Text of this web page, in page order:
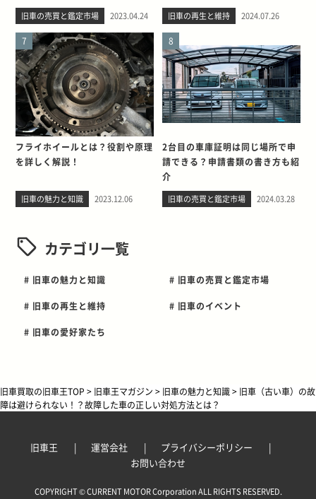
旧車の売買と鑑定市場 2023.04.24 旧車の再生と維持 2024.07.26
7
フライホイールとは？役割や原理
を詳しく解説！
旧車の魅力と知識 2023.12.06
8
2台目の車庫証明は同じ場所で申
請できる？申請書類の書き方も紹
介
旧車の売買と鑑定市場 2024.03.28
カテゴリ一覧
# 旧車の魅力と知識 # 旧車の売買と鑑定市場
# 旧車の再生と維持 # 旧車のイベント
# 旧車の愛好家たち
旧車買取の旧車王TOP > 旧車王マガジン > 旧車の魅力と知識> 旧車（古い車）の故
障は避けられない！？故障した車の正しい対処方法とは？
旧車王 運営会社
プライバシーポリシー
お問い合わせ
COPYRIGHT © CURRENT MOTOR Corporation ALL RIGHTS RESERVED.